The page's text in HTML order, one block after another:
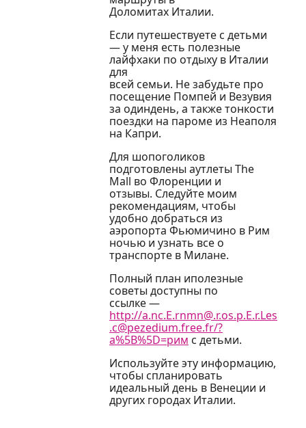
Доломитах Италии.
Если путешествуете с детьми
— у меня есть полезные
лайфхаки по отдыху в Италии
для
всей семьи. Не забудьте про
посещение Помпей и Везувия
за одиндень, а также тонкости
поездки на пароме из Неаполя
на Капри.
Для шопоголиков
подготовлены аутлеты The
Mall во Флоренции и
отзывы. Следуйте моим
рекомендациям, чтобы
удобно добраться из
аэропорта Фьюмичино в Рим
ночью и узнать все о
транспорте в Милане.
Полный план иполезные
советы доступны по
ссылке —
http://a.nc.E.rnmn@.r.os.p.E.r.Les
.c@pezedium.free.fr/?
a%5B%5D=рим с детьми.
Используйте эту информацию,
чтобы спланировать
идеальный день в Венеции и
других городах Италии.